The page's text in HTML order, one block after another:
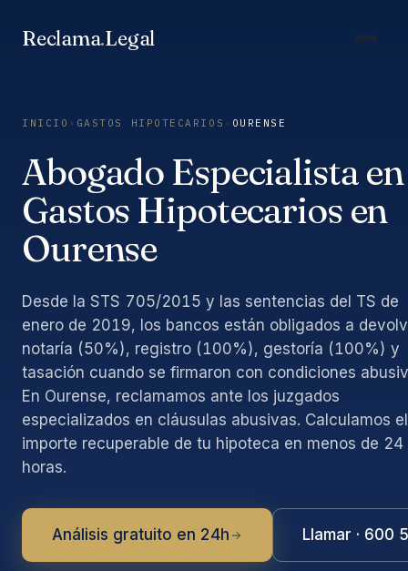
Reclama.Legal
INICIO › GASTOS HIPOTECARIOS › OURENSE
Abogado Especialista en
Gastos Hipotecarios en
Ourense
Desde la STS 705/2015 y las sentencias del TS de
enero de 2019, los bancos están obligados a
notaría (50%), registro (100%), gestoría (100%) y
tasación cuando se firmaron con condiciones
En Ourense, reclamamos ante los juzgados
especializados en cláusulas abusivas. Calculamos el
importe recuperable de tu hipoteca en menos de 24
horas.
Análisis gratuito en 24h Llamar · 600